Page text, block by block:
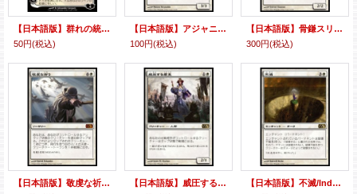
【日本語版】群れの統率者アジャニ/Ajani, Caller of the Pride
50円(税込)
【日本語版】アジャニに選ばれし者/Ajani's Chosen
100円(税込)
【日本語版】骨鎌スリヴァー/Bonescythe Sliver
300円(税込)
【日本語版】敬虔な祈り/Devout Invocation
【日本語版】威圧する君主/Imposing Sovereign
【日本語版】不滅/Indestructibility